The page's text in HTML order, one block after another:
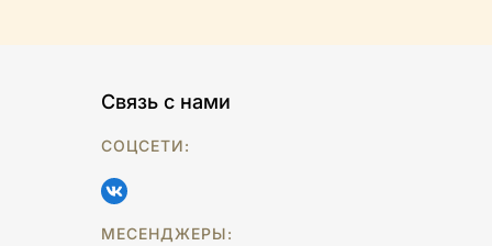
Связь с нами
СОЦСЕТИ:
МЕСЕНДЖЕРЫ: